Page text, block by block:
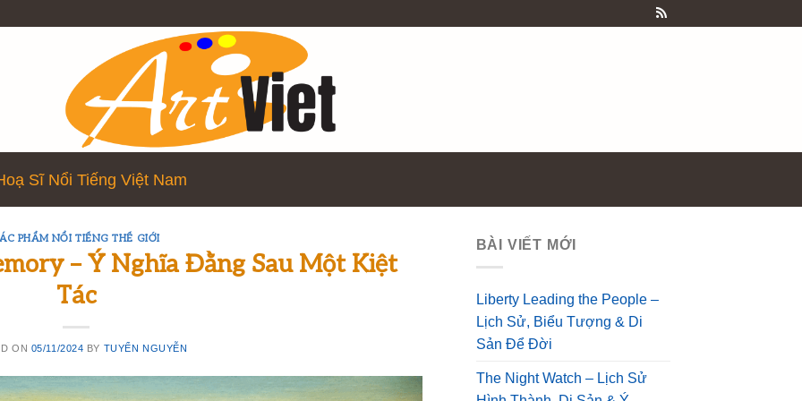
Sĩ Nổi Tiếng Việt Nam
PHẨM NỔI TIẾNG THẾ GIỚI
– Ý Nghĩa Đằng Sau Một Kiệt
Tác
ON 05/11/2024 BY TUYỂN NGUYỄN
BÀI VIẾT MỚI
Liberty Leading the People –
Lịch Sử, Biểu Tượng & Di
Sản Để Đời
The Night Watch – Lịch Sử